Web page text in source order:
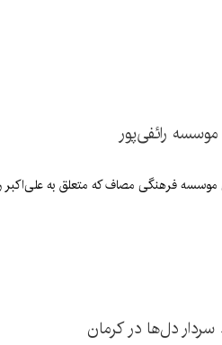
رائفی‌پور
موسسه فرهنگی مصاف که متعلق به
دل‌ها در کرمان